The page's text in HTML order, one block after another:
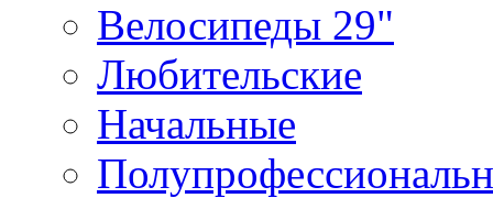
Велосипеды 29"
Любительские
Начальные